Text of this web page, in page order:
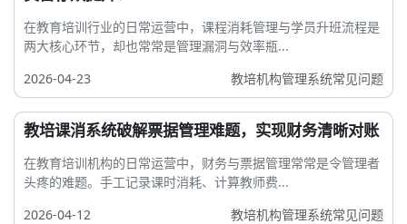
在教育培训行业的日常运营中，课程消耗管理与学员升班流程是
两大核心环节，却也常常是管理漏洞与效率瓶...
2026-04-23
教培机构管理系统常见问题
教培课消系统破解票据管理难题，实现财务清晰对账
在教育培训机构的日常运营中，财务与票据管理常常是令管理者
头疼的难题。手工记录课时消耗、计算教师费...
2026-04-12
教培机构管理系统常见问题